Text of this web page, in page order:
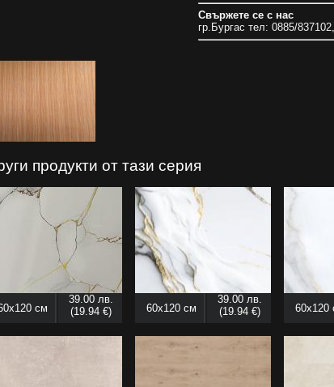
Свържете се с нас
гр.Бургас тел: 0885/
продукти от тази серия
см
39.00 лв.
(19.94 €)
60x120 см
39.00 лв.
(19.94 €)
60x120